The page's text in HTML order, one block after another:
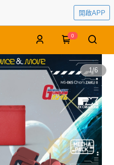
開啟APP
0
1/6